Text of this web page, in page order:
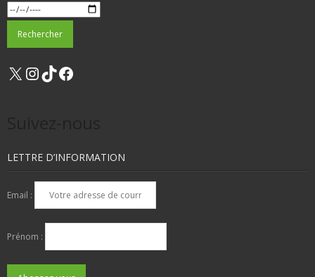
X Instagram
TikTok
LETTRE D’INFORMATION
Email :
Prénom :